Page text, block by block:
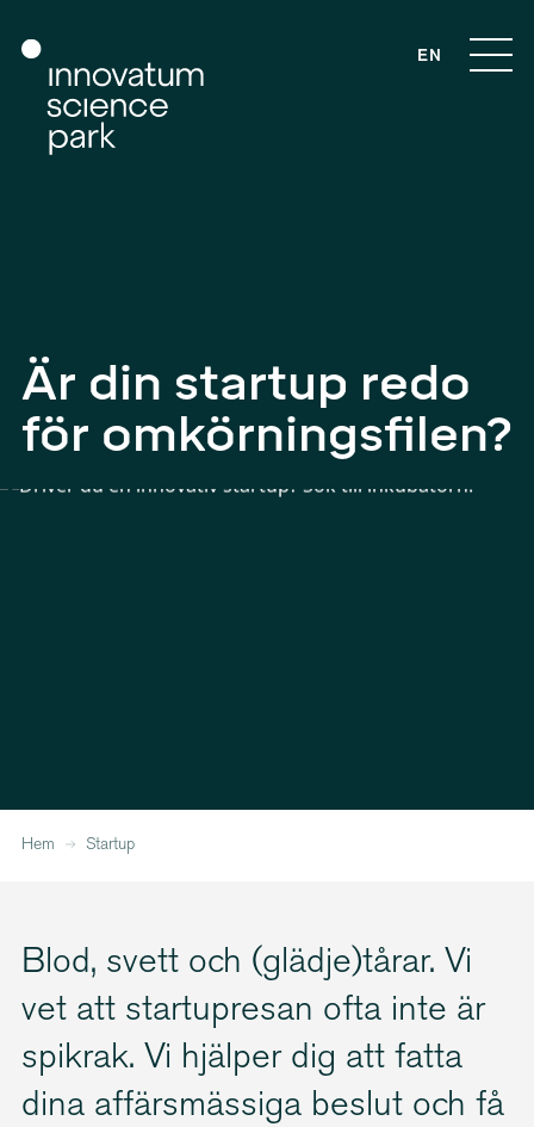
EN
Är din startup redo
för omkör­nings­filen?
Hem Startup
Blod, svett och (glädje)tårar. Vi
vet att startupresan ofta inte är
spikrak. Vi hjälper dig att fatta
dina affärsmässiga beslut och få